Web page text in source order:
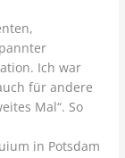
Ich war
für andere
Mal“. So
in Potsdam